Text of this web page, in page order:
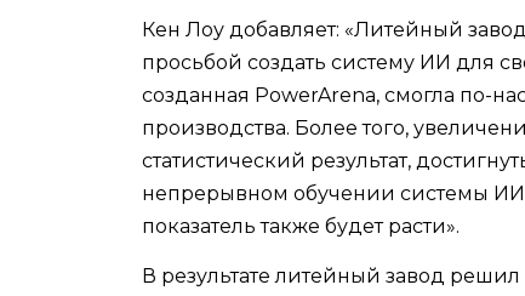
Кен Лоу добавляет: «Литейный
просьбой создать систему ИИ для
созданная PowerArena, смогла по-
производства. Более того,
статистический результат,
непрерывном обучении системы ИИ
показатель также будет расти».
В результате литейный завод решил